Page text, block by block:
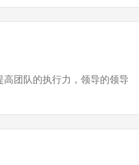
团队的执行力，领导的领导